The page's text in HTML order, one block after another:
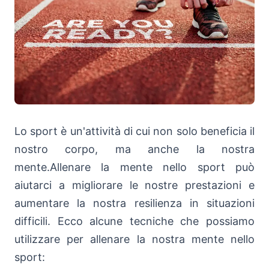
Lo sport è un'attività di cui non solo beneficia il
nostro corpo, ma anche la nostra
mente.Allenare la mente nello sport può
aiutarci a migliorare le nostre prestazioni e
aumentare la nostra resilienza in situazioni
difficili. Ecco alcune tecniche che possiamo
utilizzare per allenare la nostra mente nello
sport: